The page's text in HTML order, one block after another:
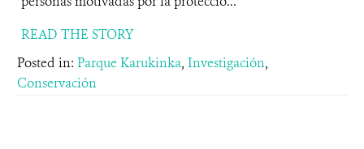
READ THE STORY
Posted in: Parque Karukinka, Investigación,
Conservación